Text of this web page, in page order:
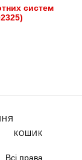
систем
. Всі права
КОШИК